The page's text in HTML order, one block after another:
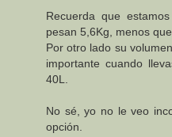
Recuerda que
pesan 5,6Kg, menos
Por otro lado su
importante cuando
40L.
No sé, yo no le veo
opción.